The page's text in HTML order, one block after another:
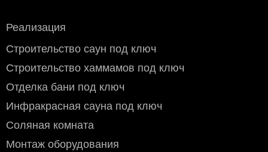
Стоимость доставки по Москве (в пределах МКАД)
Доставка производится собственными курьерами с
понедельника по субботу. Воскресенье - выходной.
Доставка в центр Москвы, (внутри третьего транспортного
кольца ТТК) предварительно оговаривается.
Мелкогабаритный груз (до 50×40×70 см): 800 руб.
Крупногабаритный груз: 1200 руб.
Реализация
Строительство саун под ключ
Строительство хаммамов под ключ
Отделка бани под ключ
Инфракрасная сауна под ключ
Соляная комната
Монтаж оборудования